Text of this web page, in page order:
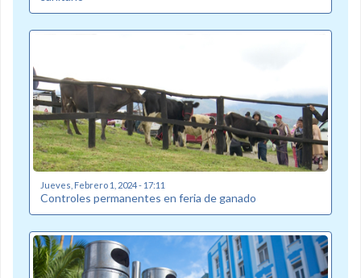
Jueves, Febrero 1, 2024 - 17:11
Controles permanentes en feria de ganado